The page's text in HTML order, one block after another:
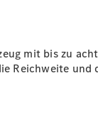
mit bis zu
Reichweite